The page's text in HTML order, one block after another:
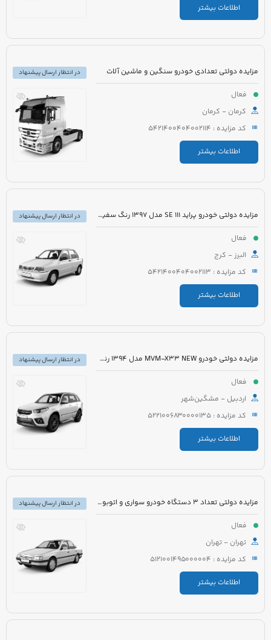
اطلاعات بیشتر
مزایده دولتی تعدادی خودرو سنگین و ماشین آلات
فعال
کرمان - کرمان
کد مزایده : 5421400404002114
اطلاعات بیشتر
در انتظار ارسال پیشنهاد
مزایده دولتی خودرو پراید 111 SE مدل 1397 رنگ سفید روغنی
فعال
البرز - کرج
کد مزایده : 5421400404002113
اطلاعات بیشتر
در انتظار ارسال پیشنهاد
مزایده دولتی خودرو MVM-X33 NEW مدل 1394 رنگ سفید
فعال
اردبیل - مشگین‌شهر
کد مزایده : 5221006830000135
اطلاعات بیشتر
در انتظار ارسال پیشنهاد
مزایده دولتی تعداد 3 دستگاه خودرو سواری و اتوبوس
فعال
تهران - تهران
کد مزایده : 5121001495000004
اطلاعات بیشتر
در انتظار ارسال پیشنهاد